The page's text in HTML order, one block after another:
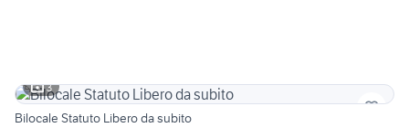
3
Bilocale Statuto Libero da subito